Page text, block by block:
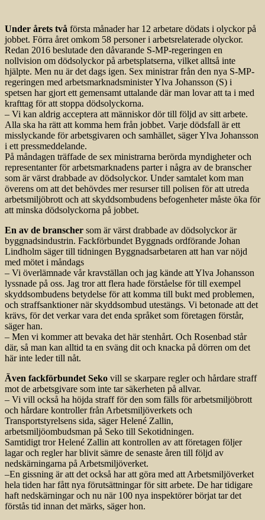
Under årets två första månader har 12 arbetare dödats i olyckor på
jobbet. Förra året omkom 58 personer i arbetsrelaterade olyckor.
Redan 2016 beslutade den dåvarande S-MP-regeringen en
nollvision om dödsolyckor på arbetsplatserna, vilket alltså inte
hjälpte. Men nu är det dags igen. Sex ministrar från den nya S-MP-
regeringen med arbetsmarknadsminister Ylva Johansson (S) i
spetsen har gjort ett gemensamt uttalande där man lovar att ta i med
krafttag för att stoppa döds­olyckorna.
– Vi kan aldrig acceptera att människor dör till följd av sitt arbete.
Alla ska ha rätt att komma hem från jobbet. Varje dödsfall är ett
misslyckande för arbetsgivaren och samhället, säger Ylva Johansson
i ett pressmeddelande.
På måndagen träffade de sex ministrarna berörda myndigheter och
representanter för arbetsmarknadens parter i några av de branscher
som är värst drabbade av dödsolyckor. Under samtalet kom man
överens om att det behövdes mer resurser till polisen för att utreda
arbetsmiljöbrott och att skyddsombudens befogenheter måste öka för
att minska dödsolyckorna på jobbet.
En av de branscher som är värst drabbade av dödsolyckor är
byggnadsindustrin. Fackförbundet Byggnads ordförande Johan
Lindholm säger till tidningen Byggnadsarbetaren att han var nöjd
med mötet i måndags
– Vi överlämnade vår kravställan och jag kände att Ylva Johansson
lyssnade på oss. Jag tror att flera hade förståelse för till exempel
skyddsombudens betydelse för att komma till bukt med problemen,
och straffsanktioner när skyddsombud utestängs. Vi betonade att det
krävs, för det verkar vara det enda språket som företagen förstår,
säger han.
– Men vi kommer att bevaka det här stenhårt. Och Rosenbad står
där, så man kan alltid ta en sväng dit och knacka på dörren om det
här inte leder till nåt.
Även fackförbundet Seko vill se skarpare regler och hårdare straff
mot de arbetsgivare som inte tar säkerheten på allvar.
– Vi vill också ha höjda straff för den som fälls för arbetsmiljöbrott
och hårdare kontroller från Arbetsmiljöverkets och
Transportstyrelsens sida, säger Helené Zallin,
arbetsmiljöombudsman på Seko till Sekotidningen.
Samtidigt tror Helené Zallin att kontrollen av att företagen följer
lagar och regler har blivit sämre de senaste åren till följd av
nedskärningarna på Arbetsmiljöverket.
–En gissning är att det också har att göra med att Arbetsmiljöverket
hela tiden har fått nya förutsättningar för sitt arbete. De har tidigare
haft nedskärningar och nu när 100 nya inspektörer börjat tar det
förstås tid innan det märks, säger hon.